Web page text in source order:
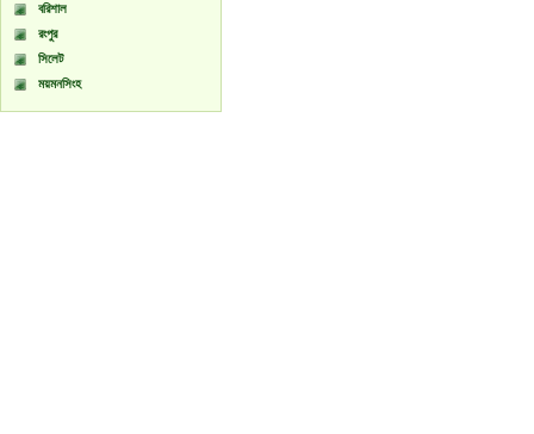
বরিশাল
রংপুর
সিলেট
ময়মনসিংহ